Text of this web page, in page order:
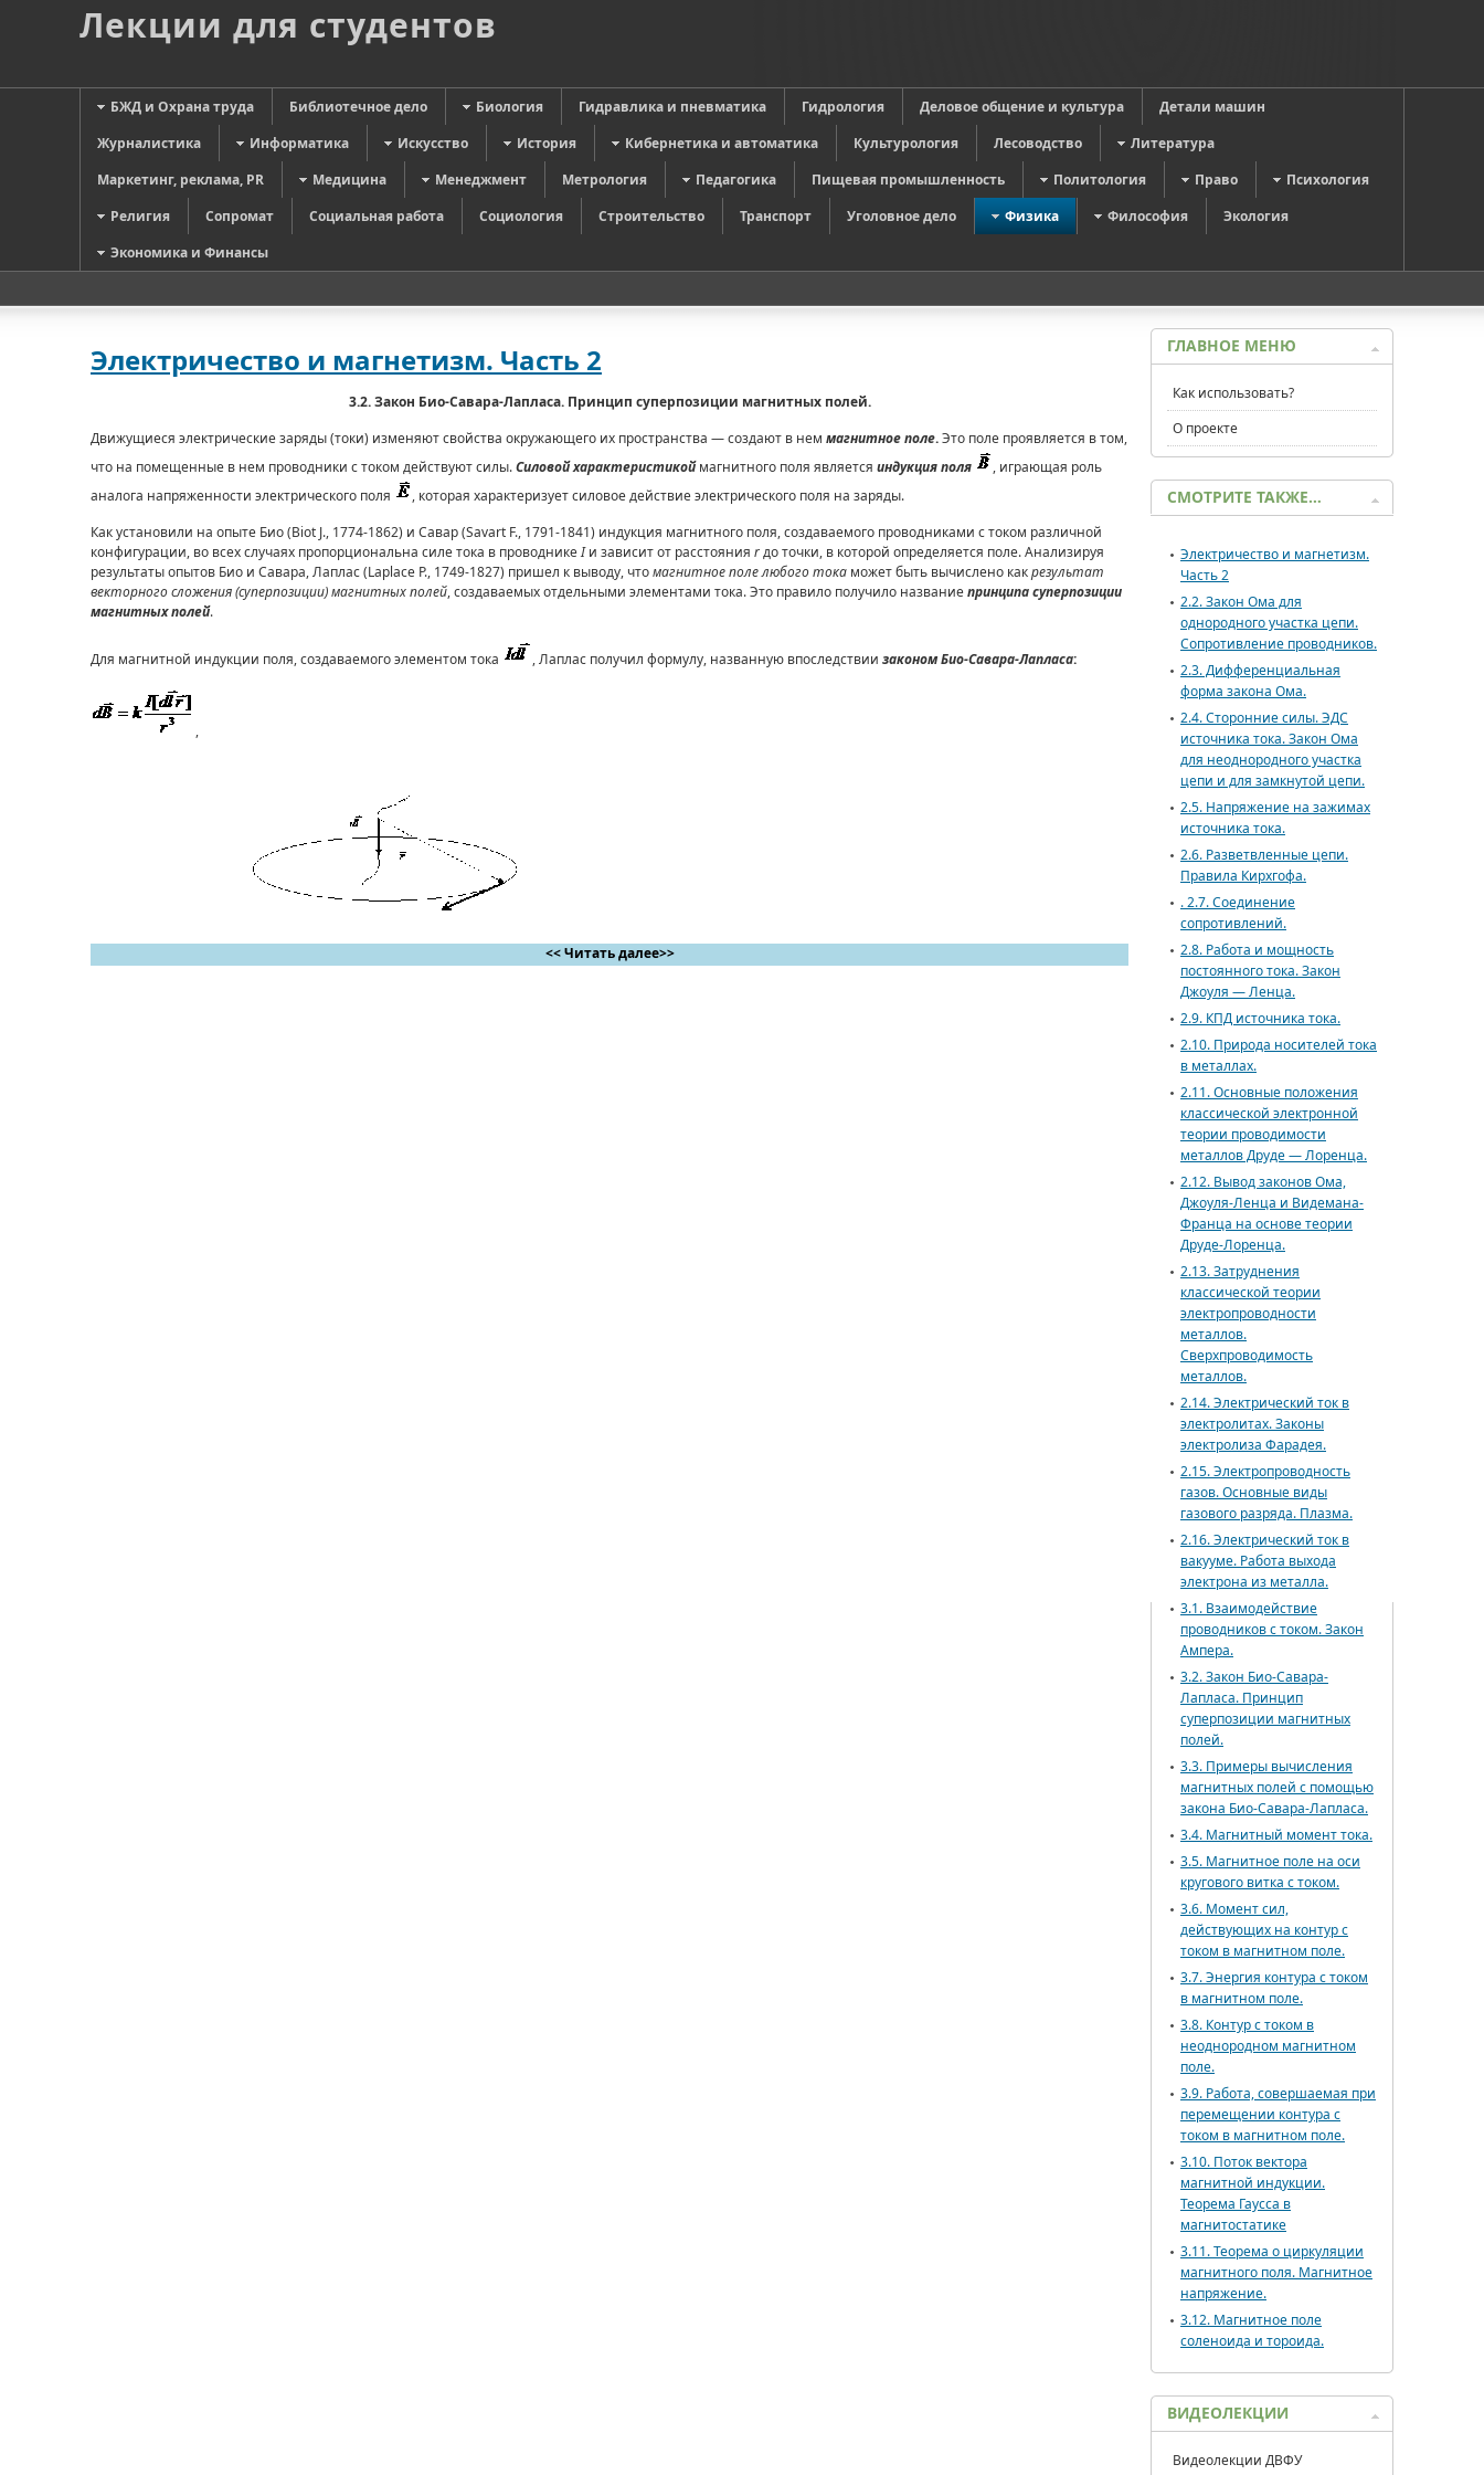
Лекции для студентов
БЖД и Охрана труда Библиотечное дело Биология Гидравлика и пневматика Гидрология Деловое общение и культура
Детали машин
Журналистика
Информатика Искусство История Кибернетика и автоматика Культурология Лесоводство
Литература
Маркетинг, реклама, PR
Медицина Менеджмент Метрология Педагогика Пищевая промышленность Политология Право
Психология
Религия
Сопромат Социальная работа Социология Строительство Транспорт Уголовное дело Физика Философия
Экология
Экономика и Финансы
Электричество и магнетизм. Часть 2
3.2. Закон Био-Савара-Лапласа. Принцип суперпозиции магнитных полей.
Движущиеся электрические заряды (токи) изменяют свойства окружающего их пространства — создают в нем магнитное поле.Это поле проявляется в том,
что на помещенные в нем проводники с током действуют силы.Силовой характеристикоймагнитного поля является индукция поля
, играющая роль
аналога напряженности электрического поля
, которая характеризует силовое действие электрического поля на заряды.
Как установили на опыте Био (Biot J., 1774-1862) и Савар (Savart F., 1791-1841) индукция магнитного поля, создаваемого проводниками с током различной
конфигурации, во всех случаях пропорциональна силе тока в проводникеIи зависит от расстояния rдо точки, в которой определяется поле. Анализируя
результаты опытов Био и Савара, Лаплас (Laplace P., 1749-1827) пришел к выводу, чтомагнитное поле любого тока может быть вычислено какрезультат
векторного сложения(суперпозиции) магнитных полей, создаваемых отдельными элементами тока. Это правило получило названиепринципа суперпозиции
магнитных полей.
Для магнитной индукции поля, создаваемого элементом тока , Лаплас получил формулу, названную впоследствии законом Био-Савара-Лапласа:
,
<< Читать далее>>
ГЛАВНОЕ МЕНЮ
Как использовать?
О проекте
СМОТРИТЕ ТАКЖЕ…
Электричество и магнетизм.
Часть 2
2.2. Закон Ома для
однородного участка цепи.
Сопротивление проводников.
2.3. Дифференциальная
форма закона Ома.
2.4. Сторонние силы. ЭДС
источника тока. Закон Ома
для неоднородного участка
цепи и для замкнутой цепи.
2.5. Напряжение на зажимах
источника тока.
2.6. Разветвленные цепи.
Правила Кирхгофа.
. 2.7. Соединение
сопротивлений.
2.8. Работа и мощность
постоянного тока. Закон
Джоуля — Ленца.
2.9. КПД источника тока.
2.10. Природа носителей тока
в металлах.
2.11. Основные положения
классической электронной
теории проводимости
металлов Друде — Лоренца.
2.12. Вывод законов Ома,
Джоуля-Ленца и Видемана-
Франца на основе теории
Друде-Лоренца.
2.13. Затруднения
классической теории
электропроводности
металлов.
Сверхпроводимость
металлов.
2.14. Электрический ток в
электролитах. Законы
электролиза Фарадея.
2.15. Электропроводность
газов. Основные виды
газового разряда. Плазма.
2.16. Электрический ток в
вакууме. Работа выхода
электрона из металла.
3.1. Взаимодействие
проводников с током. Закон
Ампера.
3.2. Закон Био-Савара-
Лапласа. Принцип
суперпозиции магнитных
полей.
3.3. Примеры вычисления
магнитных полей с помощью
закона Био-Савара-Лапласа.
3.4. Магнитный момент тока.
3.5. Магнитное поле на оси
кругового витка с током.
3.6. Момент сил,
действующих на контур с
током в магнитном поле.
3.7. Энергия контура с током
в магнитном поле.
3.8. Контур с током в
неоднородном магнитном
поле.
3.9. Работа, совершаемая при
перемещении контура с
током в магнитном поле.
3.10. Поток вектора
магнитной индукции.
Теорема Гаусса в
магнитостатике
3.11. Теорема о циркуляции
магнитного поля. Магнитное
напряжение.
3.12. Магнитное поле
соленоида и тороида.
ВИДЕОЛЕКЦИИ
Видеолекции ДВФУ